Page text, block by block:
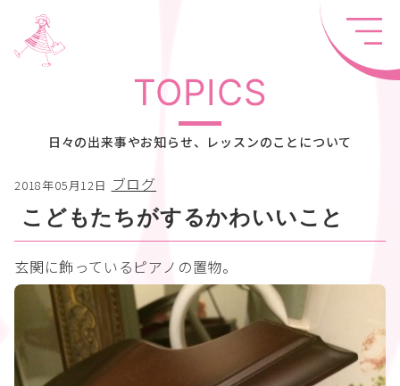
TOPICS
日々の出来事やお知らせ、レッスンのことについて
2018年05月12日 ブログ
こどもたちがするかわいいこと
玄関に飾っているピアノの置物。